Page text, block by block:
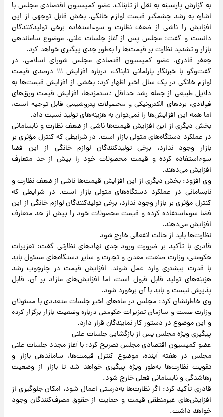
به گزارش پارسینه به نقل از تابناک، عضو کمیسیون اقتصادی مجلس با
اشاره به رشد چشمگیر قیمت لوازم خانگی، بخش قابل توجهی از این
افزایش را ناشی از ضعف نظارت و سوءاستفاده برخی تولیدکنندگان
دانست و گفت: مجلس پس از آغاز جلسات علنی، موضوع ساماندهی
بازار و تشدید نظارت بر قیمت‌ها را به‌طور جدی پیگیری خواهد کرد.
جعفر قادری، عضو کمیسیون اقتصادی مجلس شورای اسلامی، در
گفت‌وگو با خبرنگار پارلمانی تابناک، درباره افزایش ۱۱۱ درصدی قیمت
لوازم خانگی در یک سال اخیر اظهار کرد: بخشی از افزایش قیمت‌ها به
دلایل طبیعی از جمله رشد حداقل دستمزدها، افزایش قیمت ورق‌های
فولادی، بردهای الکترونیکی و محصولات پتروشیمی قابل توجیه است،
اما همه این افزایش‌ها را نمی‌توان به هزینه‌های تولید نسبت داد.
بخش دیگری از این افزایش قیمت‌ها ناشی از ضعف نظارت و نابسامانی
در عملکرد دستگاه‌های متولی بازار است. در شرایطی که کنترل مؤثری بر
بازار وجود ندارد، برخی تولیدکنندگان لوازم خانگی از این فضا
سوءاستفاده کرده و قیمت محصولات خود را بیش از حد متعارف
افزایش می‌دهند.
وی افزود: بخش دیگری از این افزایش قیمت‌ها ناشی از ضعف نظارت و
نابسامانی در عملکرد دستگاه‌های متولی بازار است. در شرایطی که
کنترل مؤثری بر بازار وجود ندارد، برخی تولیدکنندگان لوازم خانگی از این
فضا سوءاستفاده کرده و قیمت محصولات خود را بیش از حد متعارف
افزایش می‌دهند.
نظارت‌ها باید از حالت انفعالی خارج شود
قادری با تأکید بر ضرورت ورود جدی نهادهای نظارتی گفت: تعزیرات
حکومتی، وزارت صنعت، معدن و تجارت و سایر دستگاه‌های مسئول باید
با قدرت بیشتری وارد عمل شوند. افزایش قیمت در چارچوب رشد
هزینه‌های تولید قابل قبول است، اما افزایش‌های مازاد بر آن، قابل
پذیرش نیست و باید با آن برخورد شود.
وی خاطرنشان کرد: مجلس در ماه‌های اخیر جلسات متعددی با مسئولان
وزارت صمت و سازمان تعزیرات حکومتی درباره وضعیت بازار برگزار کرده
و این موضوع در دستور کار نمایندگان قرار دارد.
پیگیری ویژه مجلس پس از بازگشایی جلسات علنی
عضو کمیسیون اقتصادی مجلس تصریح کرد: با آغاز مجدد جلسات علنی
مجلس در هفته آینده، موضوع کنترل قیمت‌ها، ساماندهی بازار و
تقویت نظارت‌ها به‌طور ویژه پیگیری خواهد شد تا بازار از وضعیت
رهاشدگی و نابسامانی فعلی خارج شود.
قادری تأکید کرد: اگر نظارت‌ها به‌درستی اعمال شود، امکان جلوگیری از
افزایش‌های غیرمنطقی قیمت و حمایت از حقوق مصرف‌کنندگان وجود
خواهد داشت.